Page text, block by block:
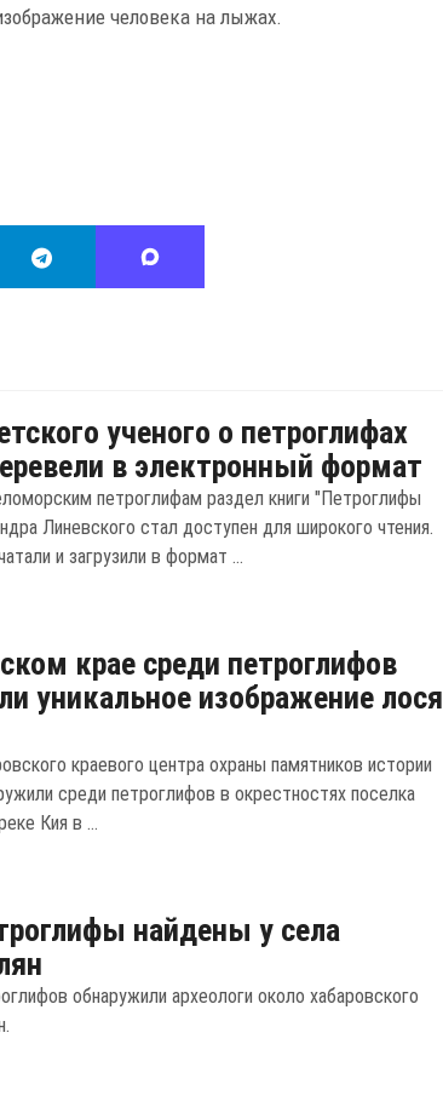
человека на лыжах.
ученого о петроглифах
в электронный формат
петроглифам раздел книги "Петроглифы
Линевского стал доступен для широкого чтения.
и загрузили в формат ...
крае среди петроглифов
уникальное изображение лося
краевого центра охраны памятников истории
среди петроглифов в окрестностях поселка
Кия в ...
найдены у села
обнаружили археологи около хабаровского